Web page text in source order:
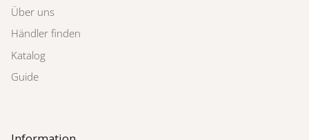
Über uns
Händler finden
Katalog
Guide